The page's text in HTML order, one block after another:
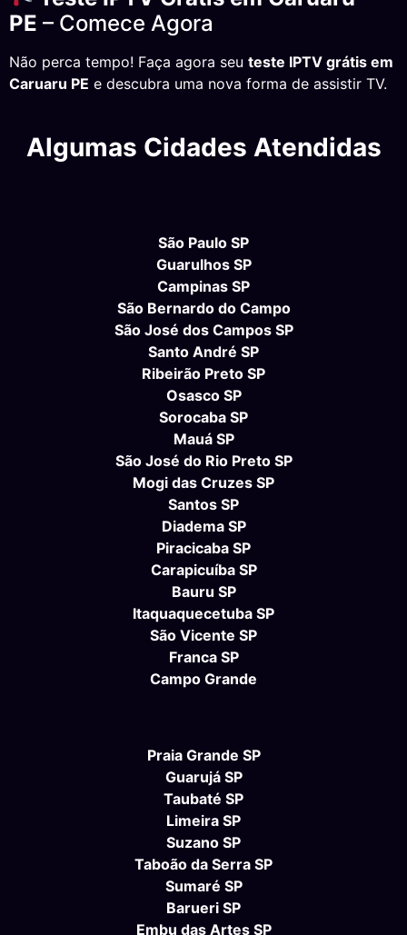
PE – Comece Agora
Não perca tempo! Faça agora seu teste IPTV grátis em
Caruaru PE e descubra uma nova forma de assistir TV.
Algumas Cidades Atendidas
São Paulo SP
Guarulhos SP
Campinas SP
São Bernardo do Campo
São José dos Campos SP
Santo André SP
Ribeirão Preto SP
Osasco SP
Sorocaba SP
Mauá SP
São José do Rio Preto SP
Mogi das Cruzes SP
Santos SP
Diadema SP
Piracicaba SP
Carapicuíba SP
Bauru SP
Itaquaquecetuba SP
São Vicente SP
Franca SP
Campo Grande
Praia Grande SP
Guarujá SP
Taubaté SP
Limeira SP
Suzano SP
Taboão da Serra SP
Sumaré SP
Barueri SP
Embu das Artes SP